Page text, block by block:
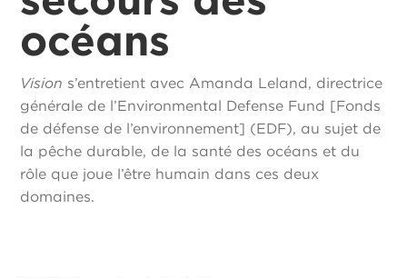
océans
Vision s’entretient avec Amanda Leland, directrice
générale de l’Environmental Defense Fund [Fonds
de défense de l’environnement] (EDF), au sujet de
la pêche durable, de la santé des océans et du
rôle que joue l’être humain dans ces deux
domaines.